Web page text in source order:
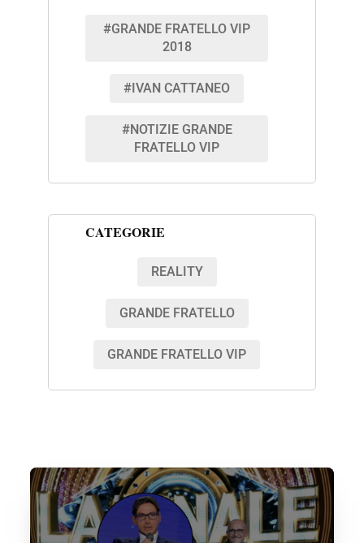
#GRANDE FRATELLO VIP
2018
#IVAN CATTANEO
#NOTIZIE GRANDE
FRATELLO VIP
CATEGORIE
REALITY
GRANDE FRATELLO
GRANDE FRATELLO VIP